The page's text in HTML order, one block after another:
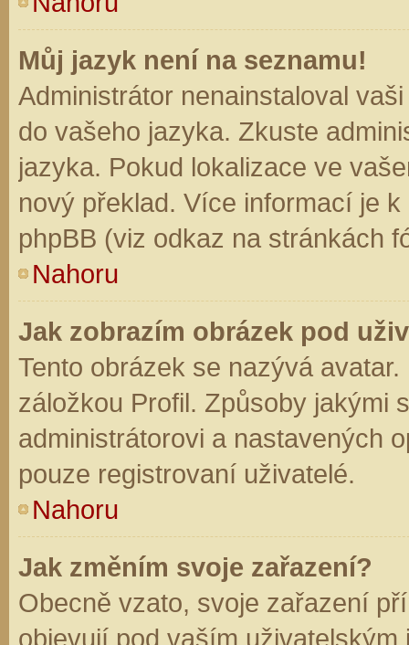
Můj jazyk není na seznamu!
Administrátor nenainstaloval
do vašeho jazyka. Zkuste
jazyka. Pokud lokalizace ve
nový překlad. Více informací je
phpBB (viz odkaz na stránkách
Nahoru
Jak zobrazím obrázek pod
Tento obrázek se nazývá
záložkou Profil. Způsoby jakými
administrátorovi a nastavených
pouze registrovaní uživatelé.
Nahoru
Jak změním svoje zařazení?
Obecně vzato, svoje zařazení
objevují pod vaším